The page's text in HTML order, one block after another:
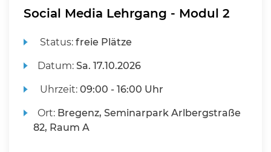
Social Media Lehrgang - Modul 2
Status:freie Plätze
Datum:Sa. 17.10.2026
Uhrzeit:09:00 - 16:00 Uhr
Ort: Bregenz, Seminarpark Arlbergstraße
82, Raum A